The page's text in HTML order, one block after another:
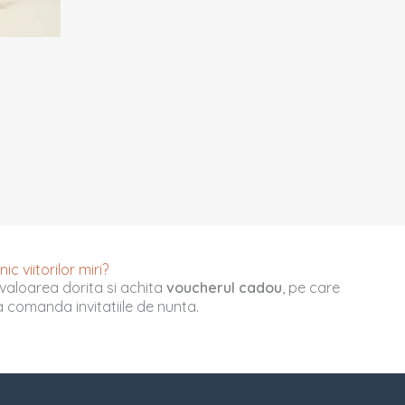
viitorilor miri?
dorita si achita voucherul cadou, pe care
comanda invitatiile de nunta.